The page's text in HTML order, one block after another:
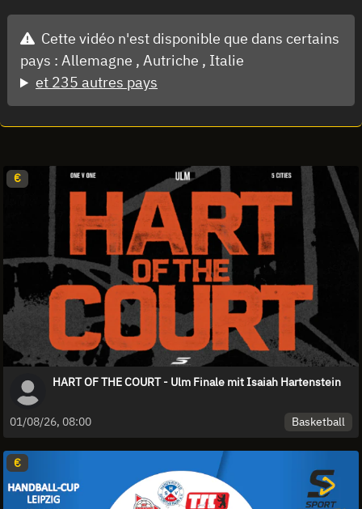
Cette vidéo n'est disponible que dans certains
pays : Allemagne , Autriche , Italie
et 235 autres pays
€
HART OF THE COURT - Ulm Finale mit Isaiah Hartenstein
01/08/26, 08:00 Basketball
€